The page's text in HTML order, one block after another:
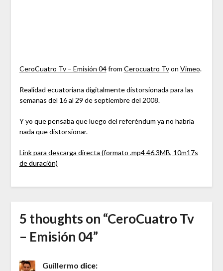
CeroCuatro Tv – Emisión 04from Cerocuatro Tvon Vimeo.
Realidad ecuatoriana digitalmente distorsionada para las
semanas del 16 al 29 de septiembre del 2008.
Y yo que pensaba que luego del referéndum ya no habría
nada que distorsionar.
Link para descarga directa (formato .mp4 46.3MB, 10m17s
de duración)
5 thoughts on “CeroCuatro Tv
– Emisión 04”
Guillermo dice: